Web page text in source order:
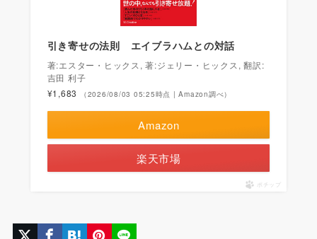
引き寄せの法則 エイブラハムとの対話
著:エスター・ヒックス, 著:ジェリー・ヒックス, 翻訳:
吉田 利子
¥1,683
（2026/08/03 05:25時点 | Amazon調べ）
Amazon
楽天市場
ポチップ